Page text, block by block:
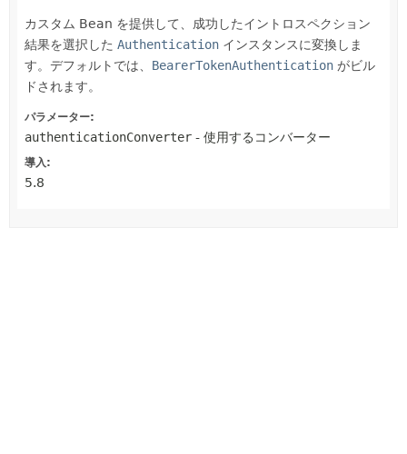
カスタム Bean を提供して、成功したイントロスペクション
結果を選択した Authentication インスタンスに変換しま
す。デフォルトでは、 BearerTokenAuthentication がビル
ドされます。
パラメーター:
authenticationConverter - 使用するコンバーター
導入:
5.8